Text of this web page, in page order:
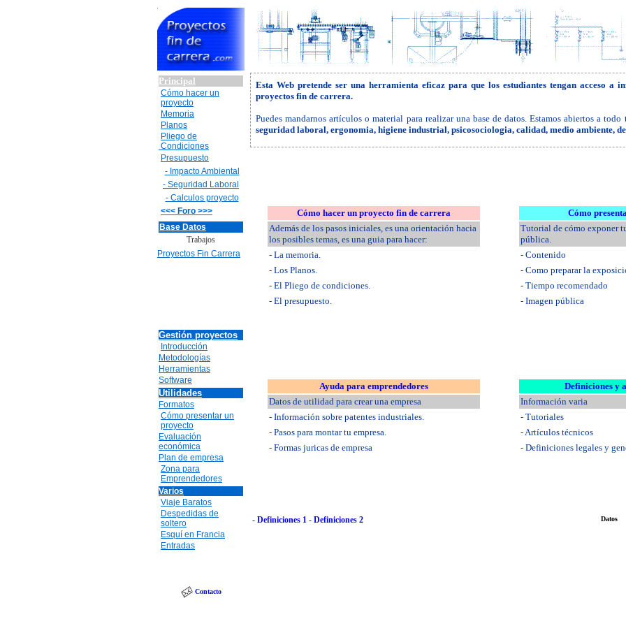
Principal
Cómo hacer un
proyecto
Memoria
Planos
Pliego de
Condiciones
Presupuesto
- Impacto Ambiental
- Seguridad Laboral
- Calculos proyecto
<<< Foro >>>
Base Datos
Trabajos
Proyectos Fin Carrera
Gestión proyectos
Introducción
Metodologías
Herramientas
Software
Utilidades
Formatos
Cómo presentar un
proyecto
Evaluación
económica
Plan de empresa
Zona para
Emprendedores
Varios
Viaje Baratos
Despedidas de
soltero
Esquí en Francia
Entradas
Contacto
Esta Web pretende ser una herramienta eficaz para que los estudiantes tengan acceso a
proyectos fin de carrera.
Puedes mandarnos artículos o material para realizar una base de datos. Estamos abiertos a todo
seguridad laboral, ergonomia, higiene industrial, psicosociologia, calidad, medio ambiente,
Cómo hacer un proyecto fin de carrera
Además de los pasos iniciales, es una orientación hacia
los posibles temas, es una guia para hacer:
- La memoria.
- Los Planos.
- El Pliego de condiciones.
- El presupuesto.
Cómo
Tutorial de cómo exponer
pública.
- Contenido
- Como preparar la
- Tiempo recomendado
- Imagen pública
Ayuda para emprendedores
Datos de utilidad para crear una empresa
- Información sobre patentes industriales.
- Pasos para montar tu empresa.
- Formas juricas de empresa
Definiciones y
Información varia
- Tutoriales
- Artículos técnicos
- Definiciones legales y
- Definiciones 1 - Definiciones 2 Datos